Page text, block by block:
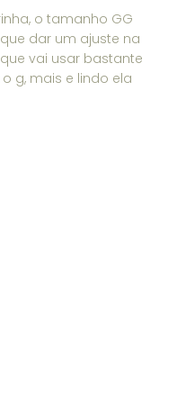
o tamanho GG
dar um ajuste na
vai usar bastante
g, mais e lindo ela